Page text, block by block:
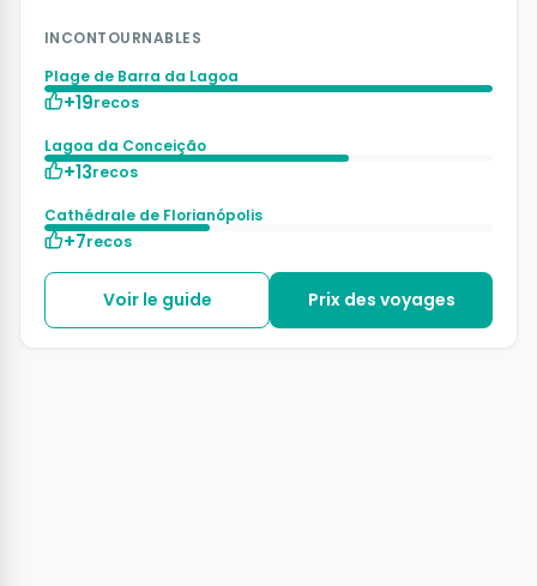
INCONTOURNABLES
Plage de Barra da Lagoa
+19recos
Lagoa da Conceição
+13recos
Cathédrale de Florianópolis
+7recos
Voir le guide Prix des voyages